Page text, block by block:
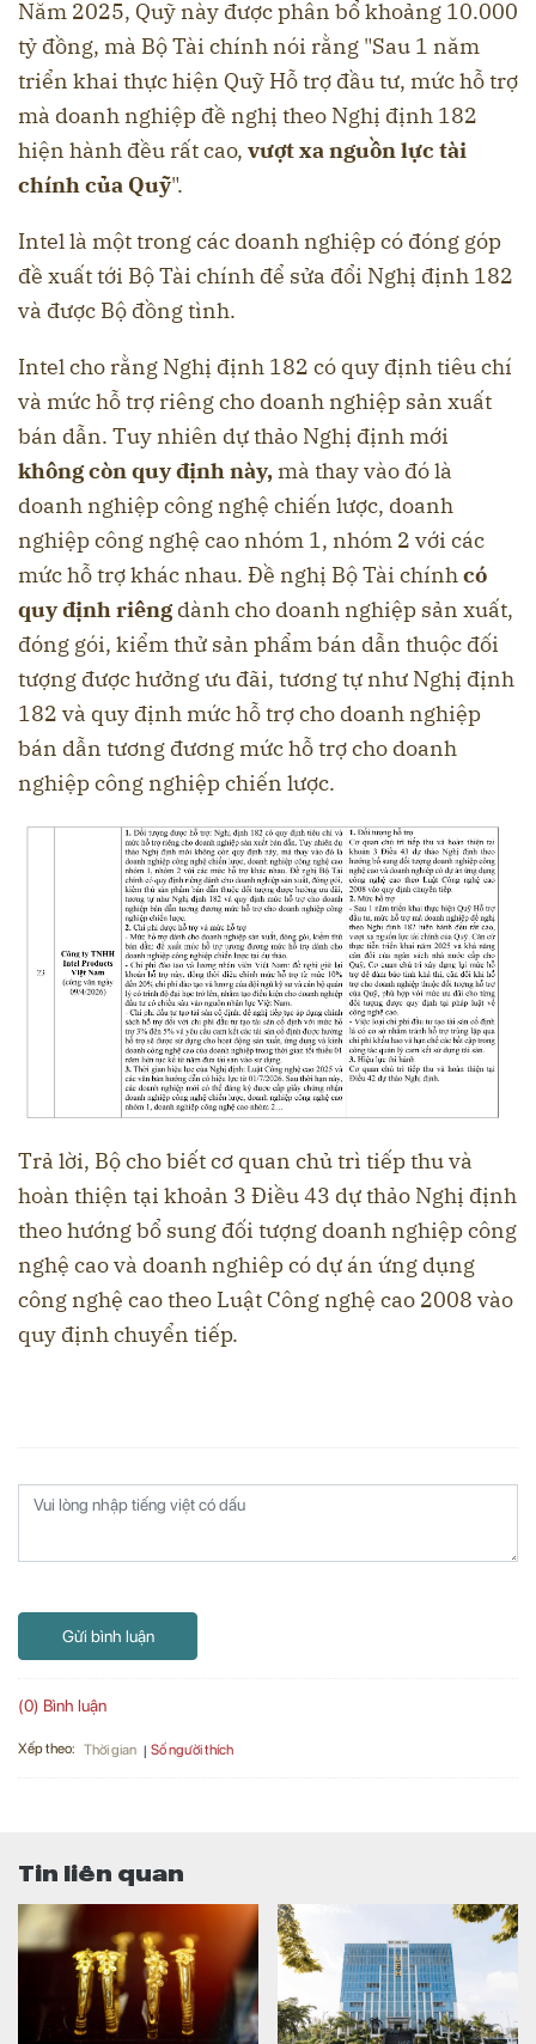
Năm 2025, Quỹ này được phân bổ khoảng 10.000
tỷ đồng, mà Bộ Tài chính nói rằng "Sau 1 năm
triển khai thực hiện Quỹ Hỗ trợ đầu tư, mức hỗ trợ
mà doanh nghiệp đề nghị theo Nghị định 182
hiện hành đều rất cao, vượt xa nguồn lực tài
chính của Quỹ".
Intel là một trong các doanh nghiệp có đóng góp
đề xuất tới Bộ Tài chính để sửa đổi Nghị định 182
và được Bộ đồng tình.
Intel cho rằng Nghị định 182 có quy định tiêu chí
và mức hỗ trợ riêng cho doanh nghiệp sản xuất
bán dẫn. Tuy nhiên dự thảo Nghị định mới
không còn quy định này, mà thay vào đó là
doanh nghiệp công nghệ chiến lược, doanh
nghiệp công nghệ cao nhóm 1, nhóm 2 với các
mức hỗ trợ khác nhau. Đề nghị Bộ Tài chínhcó
quy định riêngdành cho doanh nghiệp sản xuất,
đóng gói, kiểm thử sản phẩm bán dẫn thuộc đối
tượng được hưởng ưu đãi, tương tự như Nghị định
182 và quy định mức hỗ trợ cho doanh nghiệp
bán dẫn tương đương mức hỗ trợ cho doanh
nghiệp công nghiệp chiến lược.
Trả lời, Bộ cho biết cơ quan chủ trì tiếp thu và
hoàn thiện tại khoản 3 Điều 43 dự thảo Nghị định
theo hướng bổ sung đối tượng doanh nghiệp công
nghệ cao và doanh nghiêp có dự án ứng dụng
công nghệ cao theo Luật Công nghệ cao 2008 vào
quy định chuyển tiếp.
Gửi bình luận
(0) Bình luận
Xếp theo: Thời gian Số người thích
Tin liên quan